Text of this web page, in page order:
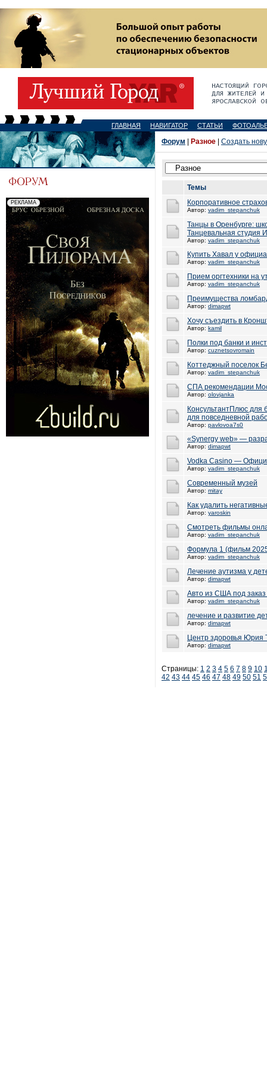
ГЛАВНАЯ НАВИГАТОР СТАТЬИ
Форум Разное Создать
Темы
Корпоративное
Автор: vadim_stepanchuk
Танцы в Оренбурге:
Танцевальная студия
Автор: vadim_stepanchuk
Купить Хавал у
Автор: vadim_stepanchuk
Прием оргтехники на
Автор: vadim_stepanchuk
Преимущества
Автор: dimapwt
Хочу съездить в
Автор: kamil
Полки под банки и
Автор: cuznetsovromain
Коттеджный поселок
Автор: vadim_stepanchuk
СПА рекомендации
Автор: olovjanka
КонсультантПлюс для
для повседневной
Автор: pavlovoa7s0
«Synergy web» —
Автор: dimapwt
Vodka Casino —
Автор: vadim_stepanchuk
Современный музей
Автор: mitay
Как удалить
Автор: yaroskin
Смотреть фильмы
Автор: vadim_stepanchuk
Формула 1 (фильм
Автор: vadim_stepanchuk
Лечение аутизма у
Автор: dimapwt
Авто из США под заказ
Автор: vadim_stepanchuk
лечение и развитие
Автор: dimapwt
Центр здоровья Юрия
Автор: dimapwt
Страницы: 1 2 3 4 5 6 7 8 9 10
42 43 44 45 46 47 48 49 50 51